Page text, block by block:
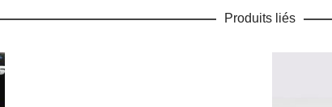
Produits liés